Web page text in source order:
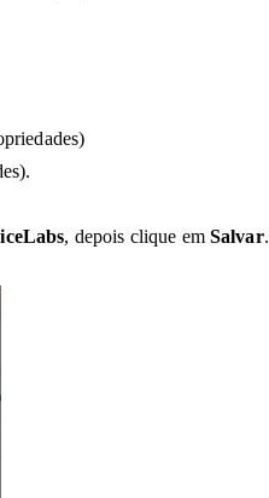
.
, depois clique em Salvar.